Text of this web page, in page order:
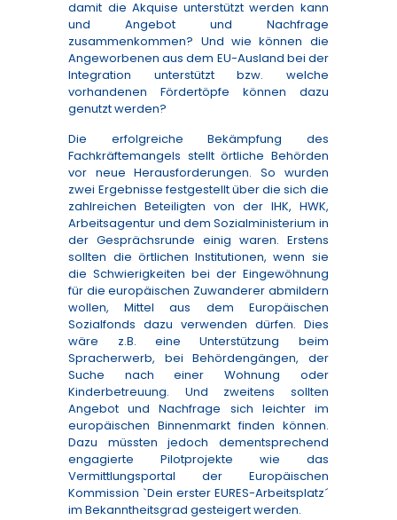
damit die Akquise unterstützt werden kann
und Angebot und Nachfrage
zusammenkommen? Und wie können die
Angeworbenen aus dem EU-Ausland bei der
Integration unterstützt bzw. welche
vorhandenen Fördertöpfe können dazu
genutzt werden?
Die erfolgreiche Bekämpfung des
Fachkräftemangels stellt örtliche Behörden
vor neue Herausforderungen. So wurden
zwei Ergebnisse festgestellt über die sich die
zahlreichen Beteiligten von der IHK, HWK,
Arbeitsagentur und dem Sozialministerium in
der Gesprächsrunde einig waren. Erstens
sollten die örtlichen Institutionen, wenn sie
die Schwierigkeiten bei der Eingewöhnung
für die europäischen Zuwanderer abmildern
wollen, Mittel aus dem Europäischen
Sozialfonds dazu verwenden dürfen. Dies
wäre z.B. eine Unterstützung beim
Spracherwerb, bei Behördengängen, der
Suche nach einer Wohnung oder
Kinderbetreuung. Und zweitens sollten
Angebot und Nachfrage sich leichter im
europäischen Binnenmarkt finden können.
Dazu müssten jedoch dementsprechend
engagierte Pilotprojekte wie das
Vermittlungsportal der Europäischen
Kommission `Dein erster EURES-Arbeitsplatz´
im Bekanntheitsgrad gesteigert werden.